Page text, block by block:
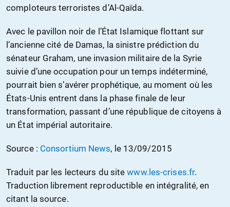
comploteurs terroristes d’Al-Qaïda.
Avec le pavillon noir de l’État Islamique flottant sur
l’ancienne cité de Damas, la sinistre prédiction du
sénateur Graham, une invasion militaire de la Syrie
suivie d’une occupation pour un temps indéterminé,
pourrait bien s’avérer prophétique, au moment où les
États-Unis entrent dans la phase finale de leur
transformation, passant d’une république de citoyens à
un État impérial autoritaire.
Source : Consortium News, le 13/09/2015
Traduit par les lecteurs du sitewww.les-crises.fr.
Traduction librement reproductible en intégralité, en
citant la source.